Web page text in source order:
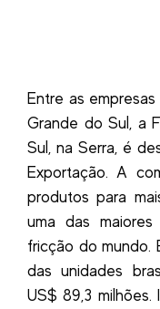
Entre as
Grande do Sul, a
Sul, na Serra, é
Exportação. A
produtos para
uma das
fricção do mundo.
das unidades
US$ 89,3